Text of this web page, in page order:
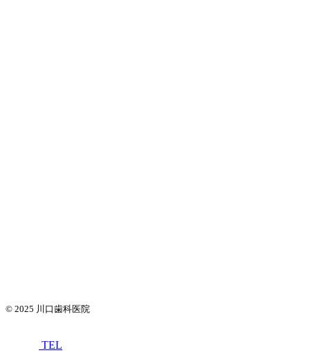
© 2025 川口歯科医院
TEL